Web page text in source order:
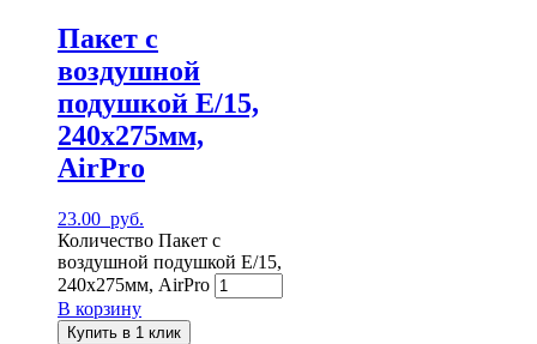
Пакет с
воздушной
подушкой E/15,
240х275мм,
AirPro
23.00 руб.
Количество Пакет с
воздушной подушкой E/15,
240х275мм, AirPro
В корзину
Купить в 1 клик